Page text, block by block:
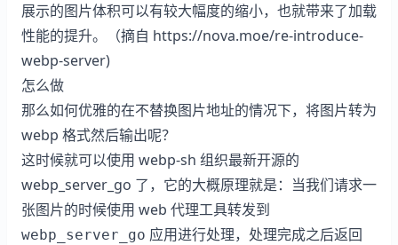
展示的图片体积可以有较大幅度的缩小，也就带来了加载
性能的提升。（摘自 https://nova.moe/re-introduce-
webp-server)
怎么做
那么如何优雅的在不替换图片地址的情况下，将图片转为
webp 格式然后输出呢？
这时候就可以使用 webp-sh 组织最新开源的
webp_server_go 了，它的大概原理就是：当我们请求一
张图片的时候使用 web 代理工具转发到
webp_server_go 应用进行处理，处理完成之后返回